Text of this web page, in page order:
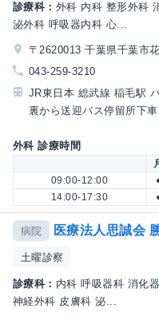
診療科： 外科 内科 整形外科
泌外科 呼吸器内科 心...
〒2620013 千葉県千葉市
043-259-3210
JR東日本 総武線 稲毛駅
裏から送迎バス停留所下車
外科 診療時間
09:00-12:00
14:00-17:30
病院 医療法人思誠会
土曜診察
診療科： 内科 呼吸器科 消化
神経外科 皮膚科 泌...